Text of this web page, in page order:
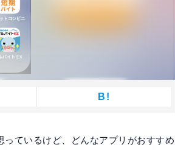
B!
っているけど、どんなアプリがおすすめ